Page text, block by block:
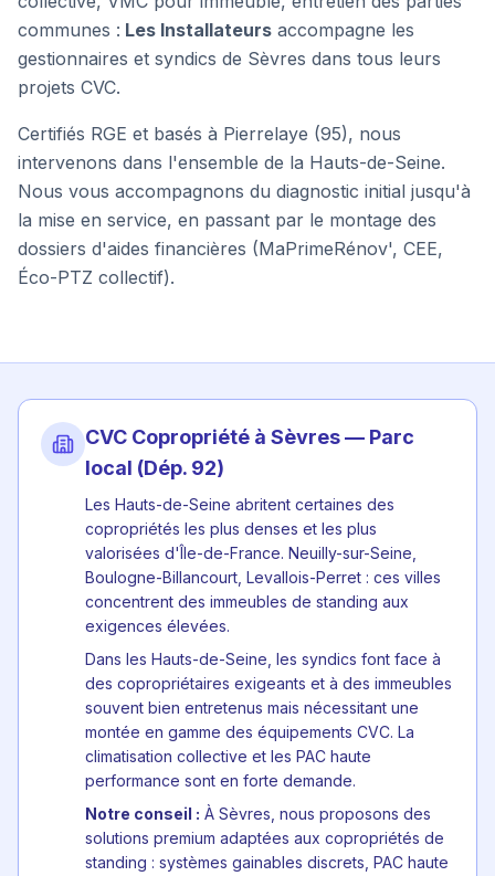
communes : Les Installateurs accompagne les
gestionnaires et syndics de Sèvres dans tous leurs
projets CVC.
Certifiés RGE et basés à Pierrelaye (95), nous
intervenons dans l'ensemble de la Hauts-de-Seine.
Nous vous accompagnons du diagnostic initial jusqu'à
la mise en service, en passant par le montage des
dossiers d'aides financières (MaPrimeRénov', CEE,
Éco-PTZ collectif).
CVC Copropriété à Sèvres— Parc
local (Dép. 92)
Les Hauts-de-Seine abritent certaines des
copropriétés les plus denses et les plus
valorisées d'Île-de-France. Neuilly-sur-Seine,
Boulogne-Billancourt, Levallois-Perret : ces villes
concentrent des immeubles de standing aux
exigences élevées.
Dans les Hauts-de-Seine, les syndics font face à
des copropriétaires exigeants et à des immeubles
souvent bien entretenus mais nécessitant une
montée en gamme des équipements CVC. La
climatisation collective et les PAC haute
performance sont en forte demande.
Notre conseil : À Sèvres, nous proposons des
solutions premium adaptées aux copropriétés de
standing : systèmes gainables discrets, PAC haute